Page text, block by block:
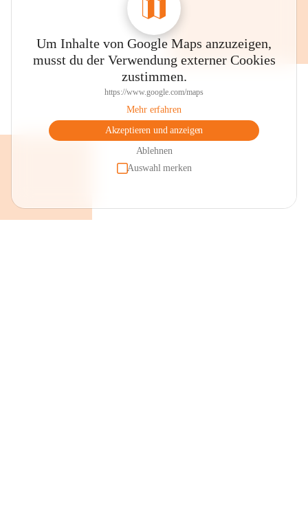
Um Inhalte von Google Maps anzuzeigen,
musst du der Verwendung externer Cookies
zustimmen.
https://www.google.com/maps
Mehr erfahren
Akzeptieren und anzeigen
Ablehnen
Auswahl merken